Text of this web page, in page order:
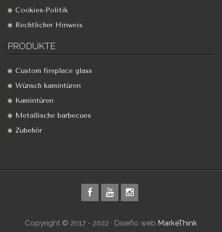
Cookies-Politik
Rechtlicher Hinweis
PRODUKTE
Custom fireplace glass
Wünsch kamintüren
Kamintüren
Metallische barbecues
Zubehör
Copyright © 2017 - 2022 · Diseño web MarkeThink